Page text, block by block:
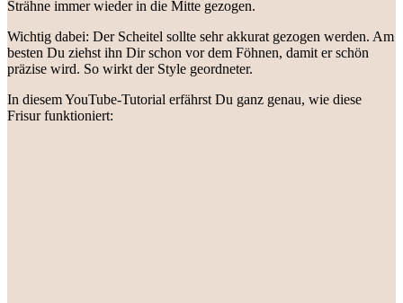
Strähne immer wieder in die Mitte gezogen.
Wichtig dabei: Der Scheitel sollte sehr akkurat gezogen werden. Am
besten Du ziehst ihn Dir schon vor dem Föhnen, damit er schön
präzise wird. So wirkt der Style geordneter.
In diesem YouTube-Tutorial erfährst Du ganz genau, wie diese
Frisur funktioniert: